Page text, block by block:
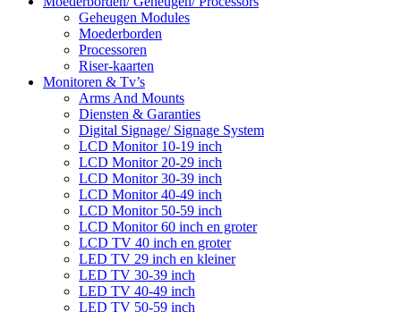
Geheugen Modules
Moederborden
Processoren
Riser-kaarten
Monitoren & Tv’s
Arms And Mounts
Diensten & Garanties
Digital Signage/ Signage System
LCD Monitor 10-19 inch
LCD Monitor 20-29 inch
LCD Monitor 30-39 inch
LCD Monitor 40-49 inch
LCD Monitor 50-59 inch
LCD Monitor 60 inch en groter
LCD TV 40 inch en groter
LED TV 29 inch en kleiner
LED TV 30-39 inch
LED TV 40-49 inch
LED TV 50-59 inch